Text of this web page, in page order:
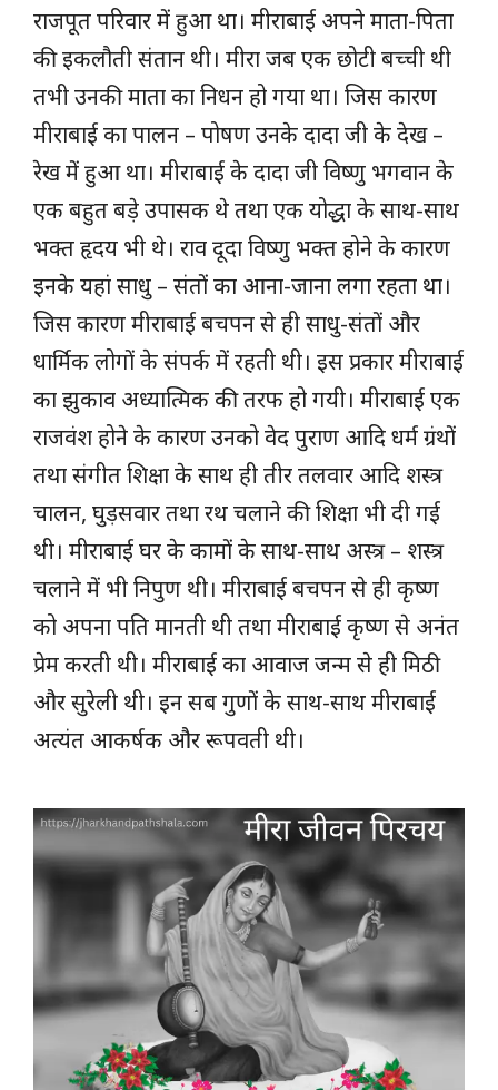
राजपूत परिवार में हुआ था। मीराबाई अपने माता-पिता
की इकलौती संतान थी। मीरा जब एक छोटी बच्ची थी
तभी उनकी माता का निधन हो गया था। जिस कारण
मीराबाई का पालन – पोषण उनके दादा जी के देख –
रेख में हुआ था। मीराबाई के दादा जी विष्णु भगवान के
एक बहुत बड़े उपासक थे तथा एक योद्धा के साथ-साथ
भक्त हृदय भी थे। राव दूदा विष्णु भक्त होने के कारण
इनके यहां साधु – संतों का आना-जाना लगा रहता था।
जिस कारण मीराबाई बचपन से ही साधु-संतों और
धार्मिक लोगों के संपर्क में रहती थी। इस प्रकार मीराबाई
का झुकाव अध्यात्मिक की तरफ हो गयी। मीराबाई एक
राजवंश होने के कारण उनको वेद पुराण आदि धर्म ग्रंथों
तथा संगीत शिक्षा के साथ ही तीर तलवार आदि शस्त्र
चालन, घुड़सवार तथा रथ चलाने की शिक्षा भी दी गई
थी। मीराबाई घर के कामों के साथ-साथ अस्त्र – शस्त्र
चलाने में भी निपुण थी। मीराबाई बचपन से ही कृष्ण
को अपना पति मानती थी तथा मीराबाई कृष्ण से अनंत
प्रेम करती थी। मीराबाई का आवाज जन्म से ही मिठी
और सुरेली थी। इन सब गुणों के साथ-साथ मीराबाई
अत्यंत आकर्षक और रूपवती थी।